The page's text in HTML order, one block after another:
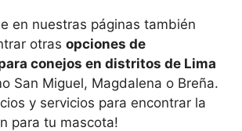
en nuestras páginas también
otras opciones de
conejos en distritos de Lima
San Miguel, Magdalena o Breña.
y servicios para encontrar la
para tu mascota!